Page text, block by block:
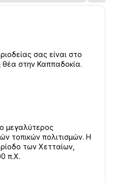
σας είναι στο
στην Καππαδοκία.
μεγαλύτερος
τοπικών πολιτισμών. Η
των Χετταίων,
π.Χ.